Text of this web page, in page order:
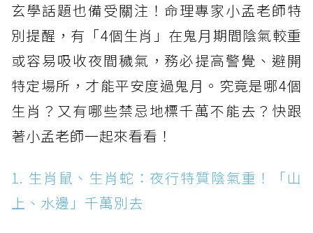
玄學話題也備受關注！命理專家小孟老師特
別提醒，有「4個生肖」在鬼月期間陰氣較重
或容易吸收夜間穢氣，務必提高警覺、避開
特定場所，才能平安度過鬼月。究竟是哪4個
生肖？又有哪些禁忌地標千萬不能去？快跟
著小孟老師一起來看看！
1. 生肖鼠、生肖蛇：夜行特質陰氣重！「山
上、水邊」千萬別去